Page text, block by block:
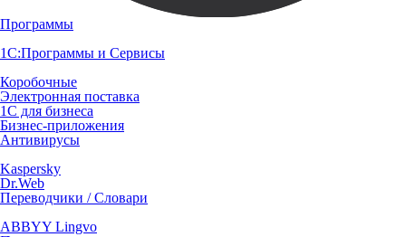
Программы
1С:Программы и Сервисы
Коробочные
Электронная поставка
1С для бизнеса
Бизнес-приложения
Антивирусы
Kaspersky
Dr.Web
Переводчики / Словари
ABBYY Lingvo